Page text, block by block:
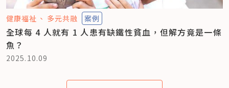
健康福祉 多元共融 案例
全球每 4 人就有 1 人患有缺鐵性貧血，但解方竟是一條
魚？
2025.10.09